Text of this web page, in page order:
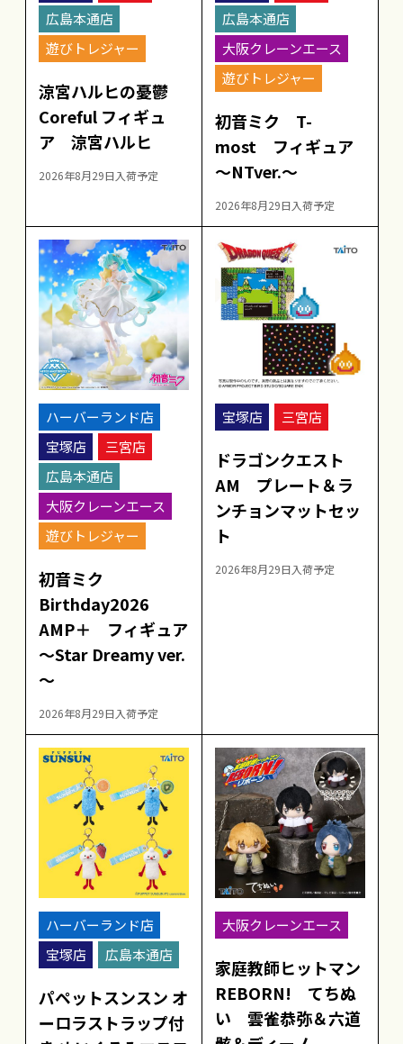
広島本通店
遊びトレジャー
涼宮ハルヒの憂鬱
Coreful フィギュ
ア 涼宮ハルヒ
2026年8月29日入荷予定
広島本通店
大阪クレーンエース
遊びトレジャー
初音ミク T-
most フィギュア
～NTver.～
2026年8月29日入荷予定
ハーバーランド店
宝塚店
三宮店
広島本通店
大阪クレーンエース
遊びトレジャー
初音ミク
Birthday2026
AMP＋ フィギュア
～Star Dreamy ver.
～
2026年8月29日入荷予定
宝塚店 三宮店
ドラゴンクエスト
AM プレート＆ラ
ンチョンマットセッ
ト
2026年8月29日入荷予定
ハーバーランド店
宝塚店
広島本通店
パペットスンスン オ
ーロラストラップ付
大阪クレーンエース
家庭教師ヒットマン
REBORN! てちぬ
い 雲雀恭弥＆六道